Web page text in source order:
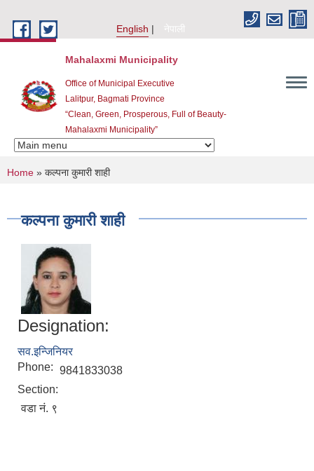
English
नेपाली
Mahalaxmi Municipality
Office of Municipal Executive
Lalitpur, Bagmati Province
“Clean, Green, Prosperous, Full of Beauty-
Mahalaxmi Municipality”
You are here
Home » कल्पना कुमारी शाही
कल्पना कुमारी शाही
Designation:
सव.इन्जिनियर
Phone: 9841833038
Section:
वडा नं. ९